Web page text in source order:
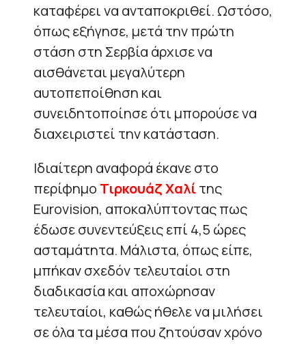
καταφέρει να ανταποκριθεί. Ωστόσο,
όπως εξήγησε, μετά την πρώτη
στάση στη Σερβία άρχισε να
αισθάνεται μεγαλύτερη
αυτοπεποίθηση και
συνειδητοποίησε ότι μπορούσε να
διαχειριστεί την κατάσταση.
Ιδιαίτερη αναφορά έκανε στο
περίφημο Τιρκουάζ Χαλίτης
Eurovision, αποκαλύπτοντας πως
έδωσε συνεντεύξεις επί 4,5 ώρες
ασταμάτητα. Μάλιστα, όπως είπε,
μπήκαν σχεδόν τελευταίοι στη
διαδικασία και αποχώρησαν
τελευταίοι, καθώς ήθελε να μιλήσει
σε όλα τα μέσα που ζητούσαν χρόνο